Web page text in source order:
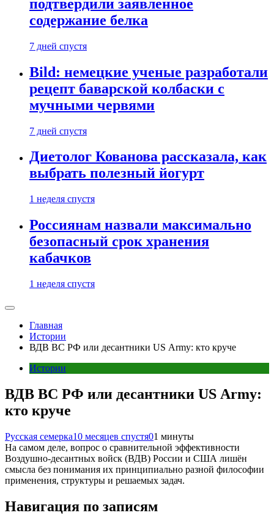
подтвердили заявленное
содержание белка
7 дней спустя
Bild: немецкие ученые разработали
рецепт баварской колбаски с
мучными червями
7 дней спустя
Диетолог Кованова рассказала, как
выбрать полезный йогурт
1 неделя спустя
Россиянам назвали максимально
безопасный срок хранения
кабачков
1 неделя спустя
Главная
Истории
ВДВ ВС РФ или десантники US Army: кто круче
Истории
ВДВ ВС РФ или десантники US Army:
кто круче
Русская семерка10 месяцев спустя01 минуты
На самом деле, вопрос о сравнительной эффективности
Воздушно-десантных войск (ВДВ) России и США лишён
смысла без понимания их принципиально разной философии
применения, структуры и решаемых задач.
Навигация по записям